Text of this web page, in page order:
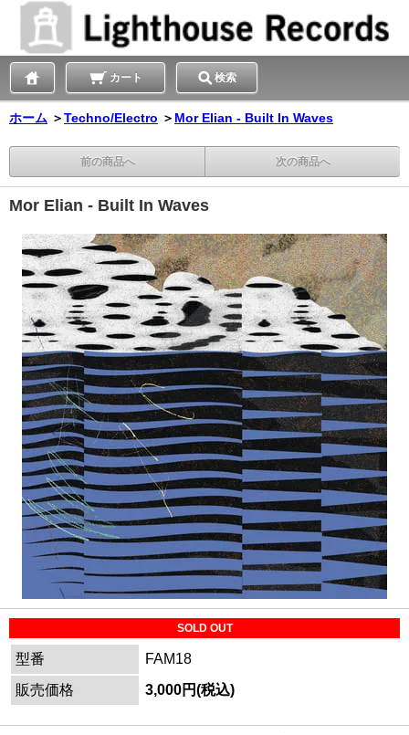
カート 検索
ホーム ＞Techno/Electro ＞ Mor Elian - Built In Waves
前の商品へ 次の商品へ
Mor Elian - Built In Waves
SOLD OUT
型番
FAM18
販売価格
3,000円(税込)